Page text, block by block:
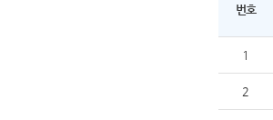
번호
1
2